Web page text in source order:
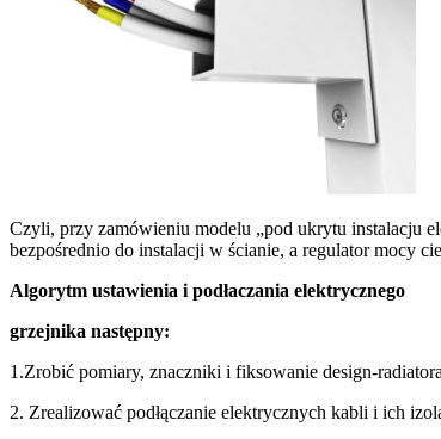
Czyli, przy zamówieniu modelu „pod ukrytu instalacju
bezpośrednio do instalacji w ścianie, a regulator mocy
Algorytm ustawienia i podłaczania elektrycznego
grzejnika następny:
1.Zrobić pomiary, znaczniki i fiksowanie design-
2. Zrealizować podłączanie elektrycznych kabli i ich